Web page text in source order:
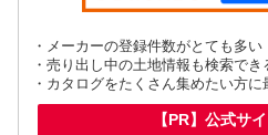
・メーカーの登録件数がとても多い
・売り出し中の土地情報も検索でき
・カタログをたくさん集めたい方に
【PR】公式サ